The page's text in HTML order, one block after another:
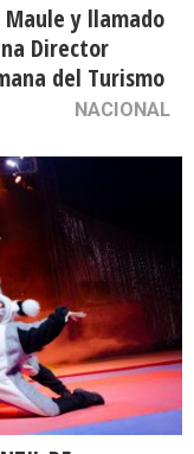
y llamado
Director
del Turismo
NACIONAL